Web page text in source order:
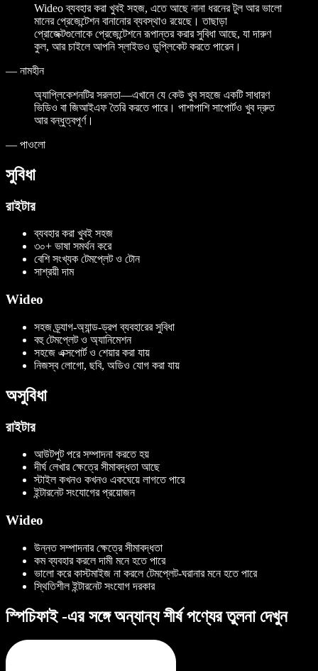
Wideo ব্যবহার করা খুবই সহজ, এতে আছে নানা ধরনের টুল আর ভালো
মানের প্রেজেন্টেশন বানানোর ব্যবস্থাও রয়েছে। তাছাড়া
প্রোজেক্টগুলোকে প্রেজেন্টেশনে রূপান্তর করার সুবিধা আছে, যা দারুণ
কুল, আর চাইলে আপনি স্লাইডও ডুপ্লিকেট করতে পারেন।
— নামহীন
অ্যাপ্লিকেশনটির সরলতা—এখানে যে কেউ খুব সহজে একটি সাধারণ
ভিডিও বা জিআইএফ তৈরি করতে পারে। পাশাপাশি সাপোর্টও খুব দ্রুত
আর বন্ধুত্বপূর্ণ।
— পাওলো
সুবিধা
রাইটার
ব্যবহার করা খুবই সহজ
৩০+ ভাষা সমর্থন করে
বেশি সংখ্যক টেমপ্লেট ও টোন
সাশ্রয়ী দাম
Wideo
সহজ ড্র্যাগ-অ্যান্ড-ড্রপ ব্যবহারের সুবিধা
বহু টেমপ্লেট ও অ্যানিমেশন
সহজে এক্সপোর্ট ও শেয়ার করা যায়
নিজস্ব লোগো, ছবি, অডিও যোগ করা যায়
অসুবিধা
রাইটার
আউটপুট পরে সম্পাদনা করতে হয়
দীর্ঘ লেখার ক্ষেত্রে সীমাবদ্ধতা আছে
স্টাইল কখনও কখনও একঘেয়ে লাগতে পারে
ইন্টারনেট সংযোগের প্রয়োজন
Wideo
উন্নত সম্পাদনার ক্ষেত্রে সীমাবদ্ধতা
কম ব্যবহার করলে দামী মনে হতে পারে
ভালো করে কাস্টমাইজ না করলে টেমপ্লেট-ঘরানার মনে হতে পারে
স্থিতিশীল ইন্টারনেট সংযোগ দরকার
স্পিচিফাই -এর সঙ্গে অন্যান্য শীর্ষ পণ্যের তুলনা দেখুন